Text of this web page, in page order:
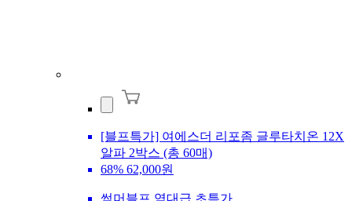
[블프특가] 여에스더 리포좀 글루타치온 12X
알파 2박스 (총 60매)
68% 62,000원
썸머블프 역대급 초특가